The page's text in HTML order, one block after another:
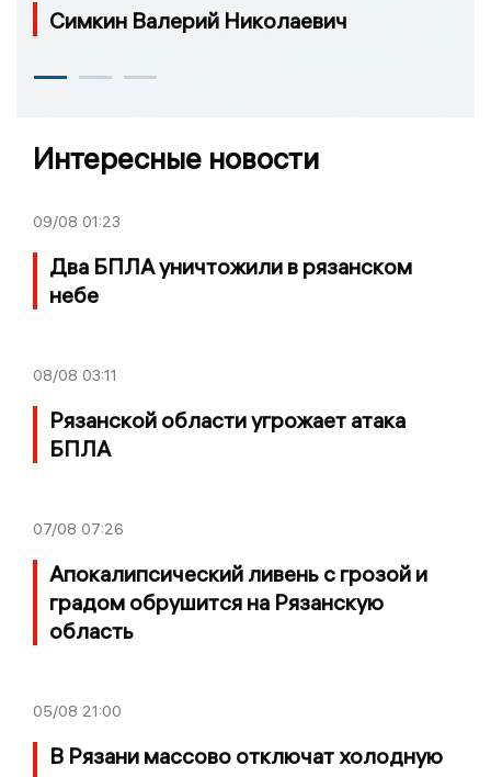
Симкин Валерий Николаевич
Интересные новости
09/08 01:23
Два БПЛА уничтожили в рязанском
небе
08/08 03:11
Рязанской области угрожает атака
БПЛА
07/08 07:26
Апокалипсический ливень с грозой и
градом обрушится на Рязанскую
область
05/08 21:00
В Рязани массово отключат холодную